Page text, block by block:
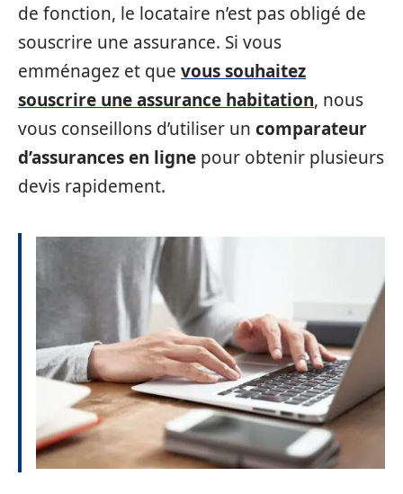
de fonction, le locataire n’est pas obligé de
souscrire une assurance. Si vous
emménagez et que vous souhaitez
souscrire une assurance habitation, nous
vous conseillons d’utiliser un comparateur
d’assurances en ligne pour obtenir plusieurs
devis rapidement.